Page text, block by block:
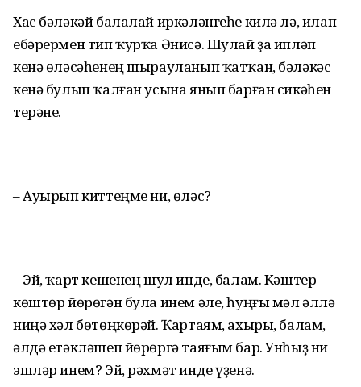
Хас бәләкәй балалай иркәләнгеһе килә лә, илап
ебәрермен тип ҡурҡа Әнисә. Шулай ҙа ипләп
кенә өләсәһенең шырауланып ҡатҡан, бәләкәс
кенә булып ҡалған усына янып барған сикәһен
терәне.
– Ауырып киттеңме ни, өләс?
– Эй, ҡарт кешенең шул инде, балам. Кәштер-
көштөр йөрөгән була инем әле, һуңғы мәл әллә
ниңә хәл бөтөңкөрәй. Ҡартаям, ахыры, балам,
әлдә етәкләшеп йөрөргә таяғым бар. Унһыҙ ни
эшләр инем? Эй, рәхмәт инде үҙенә.